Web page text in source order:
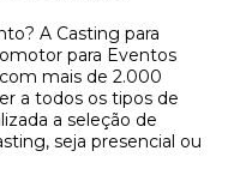
A Casting para
para Eventos
mais de 2.000
a todos os tipos de
a seleção de
seja presencial ou